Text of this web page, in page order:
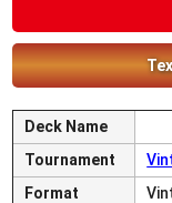
Deck Name
Tournament
Format